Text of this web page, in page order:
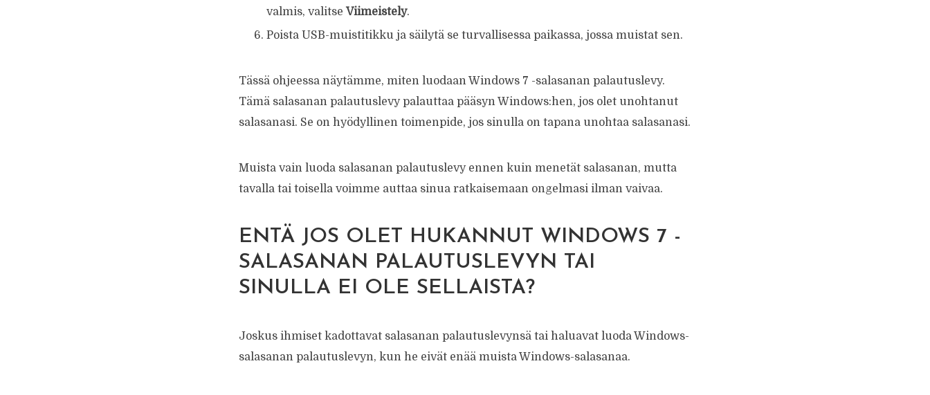
valmis, valitse Viimeistely.
Poista USB-muistitikku ja säilytä se turvallisessa paikassa, jossa muistat sen.
Tässä ohjeessa näytämme, miten luodaan Windows 7 -salasanan palautuslevy.
Tämä salasanan palautuslevy palauttaa pääsyn Windows:hen, jos olet unohtanut
salasanasi. Se on hyödyllinen toimenpide, jos sinulla on tapana unohtaa salasanasi.
Muista vain luoda salasanan palautuslevy ennen kuin menetät salasanan, mutta
tavalla tai toisella voimme auttaa sinua ratkaisemaan ongelmasi ilman vaivaa.
ENTÄ JOS OLET HUKANNUT WINDOWS 7 -
SALASANAN PALAUTUSLEVYN TAI
SINULLA EI OLE SELLAISTA?
Joskus ihmiset kadottavat salasanan palautuslevynsä tai haluavat luoda Windows-
salasanan palautuslevyn, kun he eivät enää muista Windows-salasanaa.